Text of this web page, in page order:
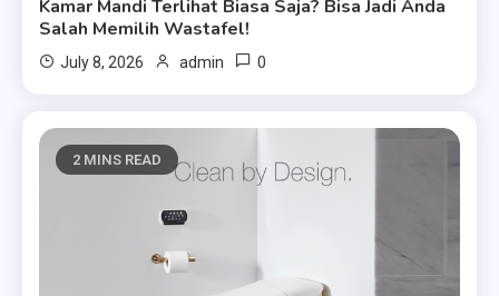
Kamar Mandi Terlihat Biasa Saja? Bisa Jadi Anda
Salah Memilih Wastafel!
July 8, 2026 admin 0
2 MINS READ